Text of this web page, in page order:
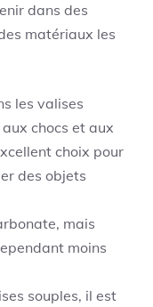
dans des
matériaux les
les valises
chocs et aux
choix pour
des objets
mais
moins
souples, il est